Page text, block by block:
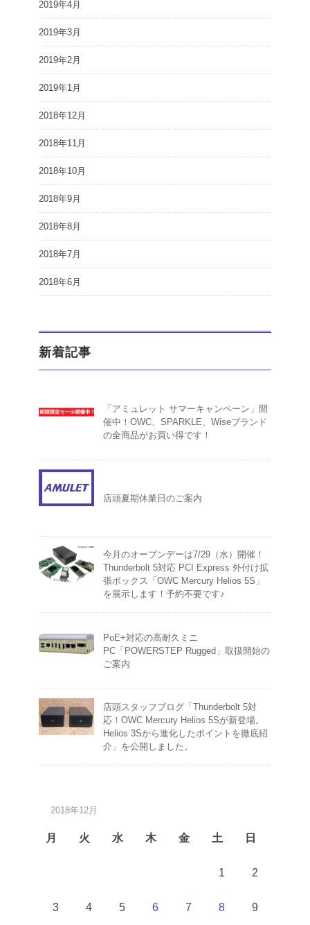
2019年4月
2019年3月
2019年2月
2019年1月
2018年12月
2018年11月
2018年10月
2018年9月
2018年8月
2018年7月
2018年6月
新着記事
「アミュレット サマーキャンペーン」開
催中！OWC、SPARKLE、Wiseブランド
の全商品がお買い得です！
店頭夏期休業日のご案内
今月のオープンデーは7/29（水）開催！
Thunderbolt 5対応 PCI Express 外付け拡
張ボックス「OWC Mercury Helios 5S」
を展示します！予約不要です♪
PoE+対応の高耐久ミニ
PC「POWERSTEP Rugged」取扱開始の
ご案内
店頭スタッフブログ「Thunderbolt 5対
応！OWC Mercury Helios 5Sが新登場。
Helios 3Sから進化したポイントを徹底紹
介」を公開しました。
2018年12月
月 火 水 木 金 土 日
1 2
3 4 5 6 7 8 9